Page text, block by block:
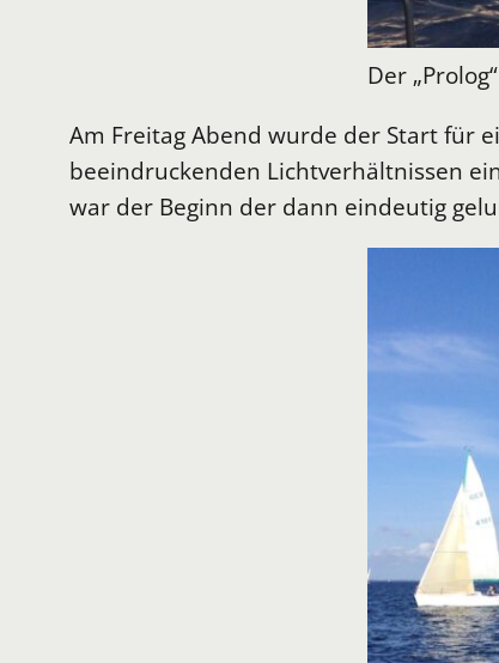
Der
Am Freitag Abend wurde der Start für
beeindruckenden Lichtverhältnissen
war der Beginn der dann eindeutig